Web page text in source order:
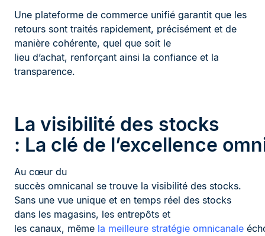
Une plateforme de commerce unifié garantit que les
retours sont traités rapidement, précisément et de
manière cohérente, quel que soit le
lieu d’achat, renforçant ainsi la confiance et la
transparence.
La visibilité des stocks
: La clé de l’excellence
Au cœur du
succès omnicanal se trouve la visibilité des stocks.
Sans une vue unique et en temps réel des stocks
dans les magasins, les entrepôts et
les canaux, même la meilleure stratégie omnicanale